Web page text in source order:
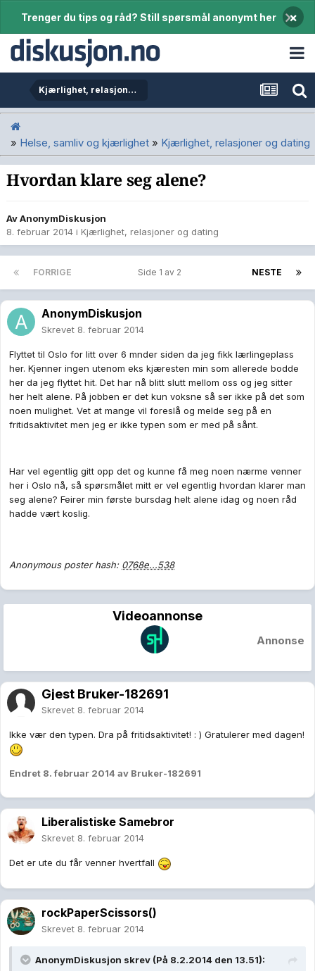
Trenger du tips og råd? Still spørsmål anonymt her ×
Kjærlighet, relasjoner og dating
» Helse, samliv og kjærlighet » Kjærlighet, relasjoner og dating
Hvordan klare seg alene?
AvAnonymDiskusjon
8. februar 2014 i Kjærlighet, relasjoner og dating
FORRIGE NESTE
Side 1 av 2
AnonymDiskusjon
Skrevet 8. februar 2014
Flyttet til Oslo for litt over 6 mnder siden da jeg fikk lærlingeplass
her. Kjenner ingen utenom eks kjæresten min som allerede bodde
her da jeg flyttet hit. Det har nå blitt slutt mellom oss og jeg sitter
her helt alene. På jobben er det kun voksne så ser ikke på det som
noen mulighet. Vet at mange vil foreslå og melde seg på en
fritidsaktivitet men jeg er ikke typen som er med på sånt.
Har vel egentlig gitt opp det og kunne få meg noen nærme venner
her i Oslo nå, så spørsmålet mitt er vel egentlig hvordan klarer man
seg alene? Feirer min første bursdag helt alene idag og noen råd
hadde vært koslig.
Anonymous poster hash: 0768e...538
Videoannonse
Annonse
Gjest Bruker-182691
Skrevet 8. februar 2014
Ikke vær den typen. Dra på fritidsaktivitet! : ) Gratulerer med dagen!
Endret 8. februar 2014 av Bruker-182691
Liberalistiske Samebror
Skrevet 8. februar 2014
Det er ute du får venner hvertfall
rockPaperScissors()
Skrevet 8. februar 2014
AnonymDiskusjon skrev (På 8.2.2014 den 13.51):